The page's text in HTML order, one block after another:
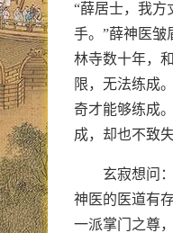
“薛居士，我方
手。”薛神医皱
林寺数十年，
限，无法练成
奇才能够练成
成，却也不致失
玄寂想问
神医的医道有
一派掌门之尊